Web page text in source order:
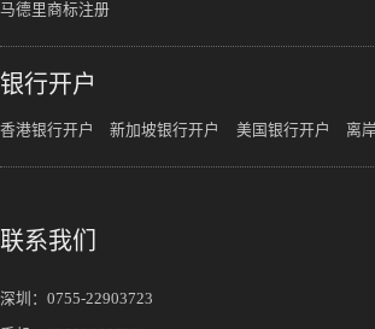
马德里商标注册
银行开户
香港银行开户 新加坡银行开户 美国银行开户 离
联系我们
深圳： 0755-22903723